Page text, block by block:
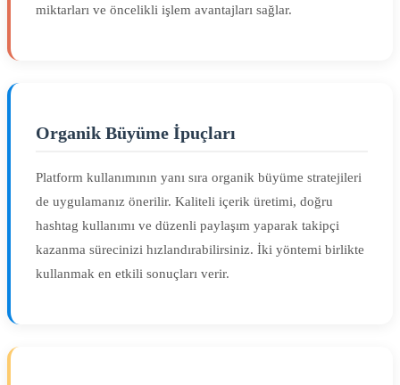
miktarları ve öncelikli işlem avantajları sağlar.
Organik Büyüme İpuçları
Platform kullanımının yanı sıra organik büyüme stratejileri
de uygulamanız önerilir. Kaliteli içerik üretimi, doğru
hashtag kullanımı ve düzenli paylaşım yaparak takipçi
kazanma sürecinizi hızlandırabilirsiniz. İki yöntemi birlikte
kullanmak en etkili sonuçları verir.